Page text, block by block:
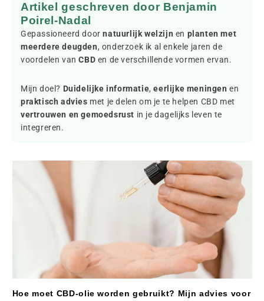
Artikel geschreven door Benjamin
Poirel-Nadal
Gepassioneerd doornatuurlijk welzijn en planten met
meerdere deugden, onderzoek ik al enkele jaren de
voordelen vanCBD en de verschillende vormen ervan.
Mijn doel? Duidelijke informatie,eerlijke meningen en
praktisch advies met je delen om je te helpen CBD met
vertrouwen en gemoedsrust in je dagelijks leven te
integreren.
Hoe moet CBD-olie worden gebruikt? Mijn advies voor